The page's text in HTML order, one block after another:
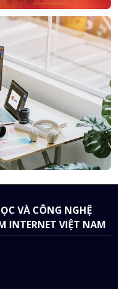
VÀ CÔNG NGHỆ
INTERNET VIỆT NAM